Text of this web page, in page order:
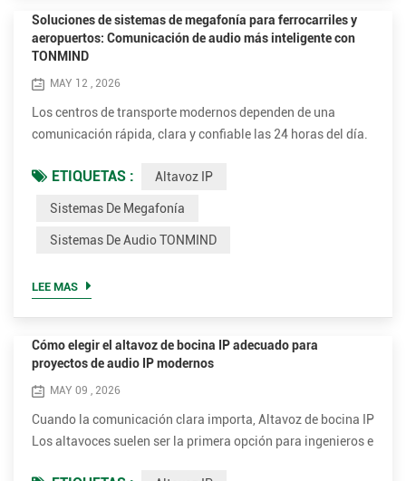
Soluciones de sistemas de megafonía para ferrocarriles y
aeropuertos: Comunicación de audio más inteligente con
TONMIND
MAY 12 , 2026
Los centros de transporte modernos dependen de una
comunicación rápida, clara y confiable las 24 horas del día.
transmitiendo alertas de emergencia o coordinando las
operaciones diarias, un profesional... Sistema de megafonía
estaciones de ferrocarril y la infraestructura aeroportuaria.
ETIQUETAS : Altavoz IP
Sistemas De Megafonía
Sistemas De Audio TONMIND
LEE MAS
Cómo elegir el altavoz de bocina IP adecuado para
proyectos de audio IP modernos
MAY 09 , 2026
Cuando la comunicación clara importa, Altavoz de bocina IP
Los altavoces suelen ser la primera opción para ingenieros e